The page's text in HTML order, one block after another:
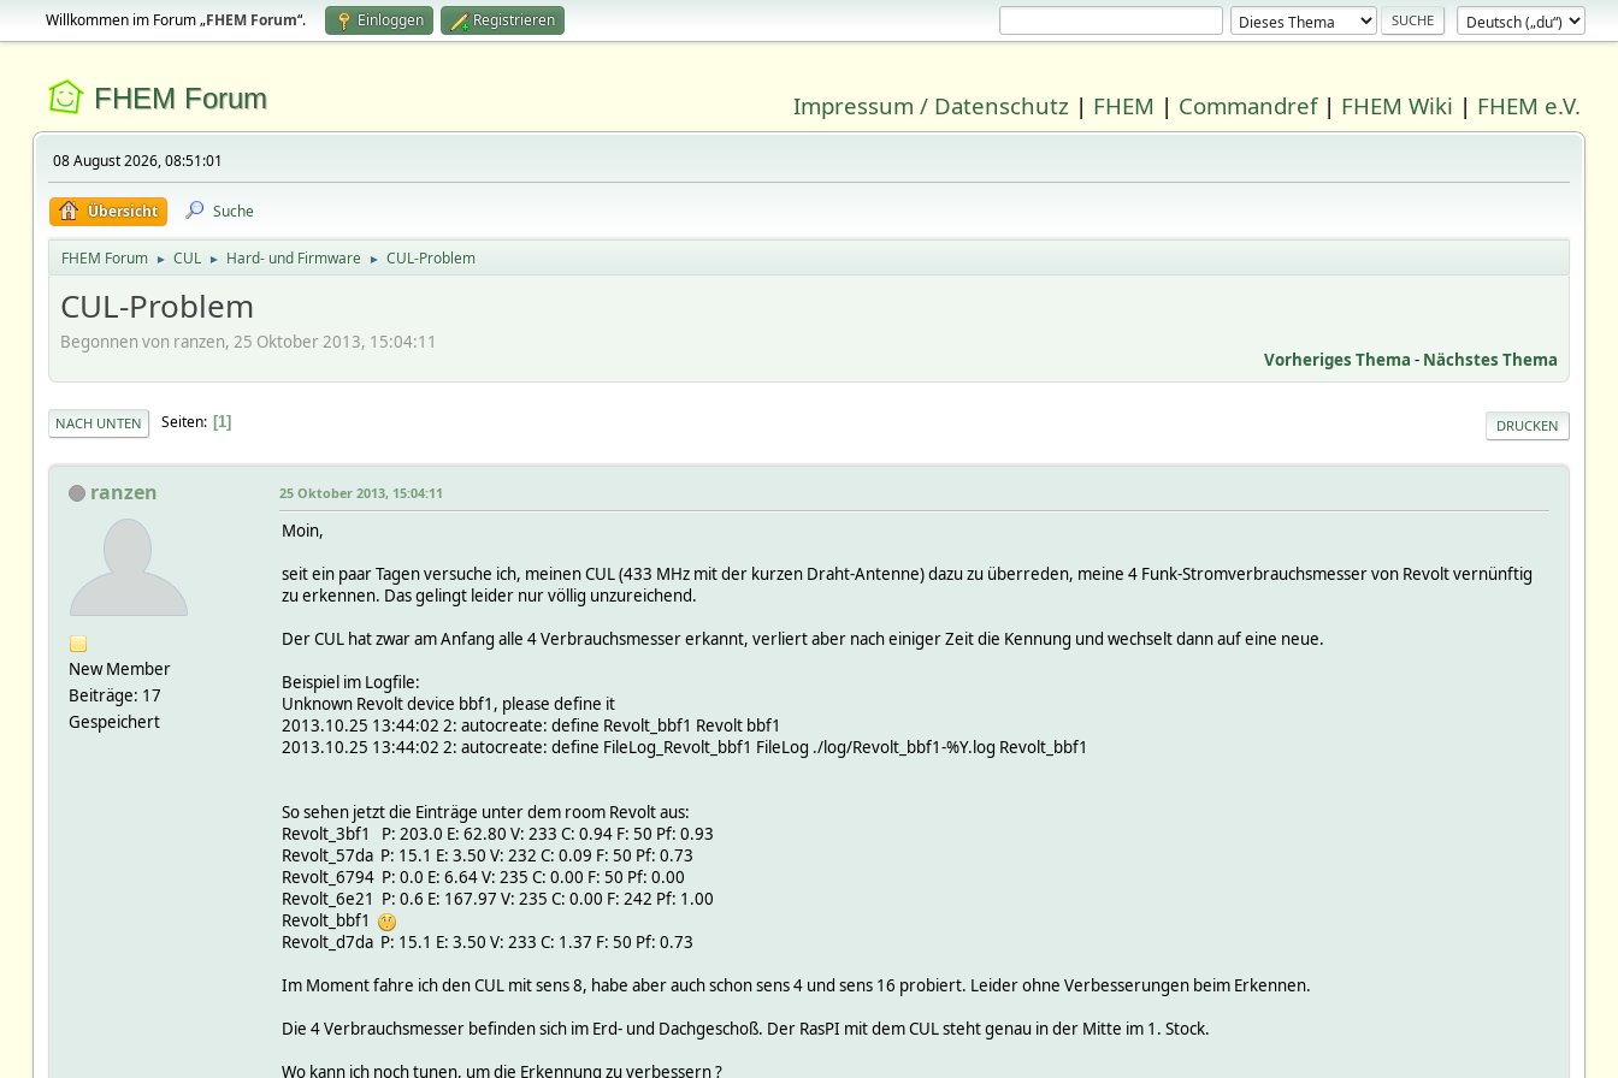
Willkommen im Forum „FHEM Forum“. Einloggen Registrieren
FHEM Forum Impressum / Datenschutz | FHEM | Commandref| FHEM Wiki | FHEM e.V.
08 August 2026, 08:51:01
Übersicht Suche
FHEM Forum ► CUL ► Hard- und Firmware ► CUL-Problem
CUL-Problem
Begonnen von ranzen, 25 Oktober 2013, 15:04:11
Vorheriges Thema - Nächstes Thema
DRUCKEN
NACH UNTEN Seiten 1
ranzen
New Member
Beiträge: 17
Gespeichert
25 Oktober 2013, 15:04:11
Moin,
seit ein paar Tagen versuche ich, meinen CUL (433 MHz mit der kurzen Draht-Antenne) dazu zu überreden, meine 4 Funk-Stromverbrauchsmesser von Revolt vernünftig
zu erkennen. Das gelingt leider nur völlig unzureichend.
Der CUL hat zwar am Anfang alle 4 Verbrauchsmesser erkannt, verliert aber nach einiger Zeit die Kennung und wechselt dann auf eine neue.
Beispiel im Logfile:
Unknown Revolt device bbf1, please define it
2013.10.25 13:44:02 2: autocreate: define Revolt_bbf1 Revolt bbf1
2013.10.25 13:44:02 2: autocreate: define FileLog_Revolt_bbf1 FileLog ./log/Revolt_bbf1-%Y.log Revolt_bbf1
So sehen jetzt die Einträge unter dem room Revolt aus:
Revolt_3bf1 P: 203.0 E: 62.80 V: 233 C: 0.94 F: 50 Pf: 0.93
Revolt_57da P: 15.1 E: 3.50 V: 232 C: 0.09 F: 50 Pf: 0.73
Revolt_6794 P: 0.0 E: 6.64 V: 235 C: 0.00 F: 50 Pf: 0.00
Revolt_6e21 P: 0.6 E: 167.97 V: 235 C: 0.00 F: 242 Pf: 1.00
Revolt_bbf1
Revolt_d7da P: 15.1 E: 3.50 V: 233 C: 1.37 F: 50 Pf: 0.73
Im Moment fahre ich den CUL mit sens 8, habe aber auch schon sens 4 und sens 16 probiert. Leider ohne Verbesserungen beim Erkennen.
Die 4 Verbrauchsmesser befinden sich im Erd- und Dachgeschoß. Der RasPI mit dem CUL steht genau in der Mitte im 1. Stock.
Wo kann ich noch tunen, um die Erkennung zu verbessern ?